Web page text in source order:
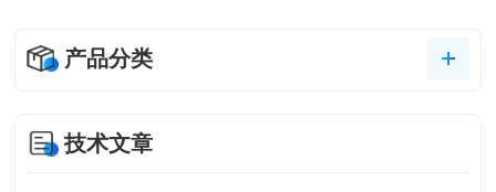
产品分类
技术文章